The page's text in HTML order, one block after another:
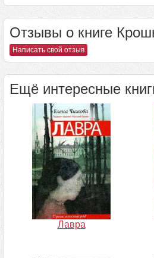
Отзывы о книге
Написать свой отзыв
Ещё интересные
Лавра